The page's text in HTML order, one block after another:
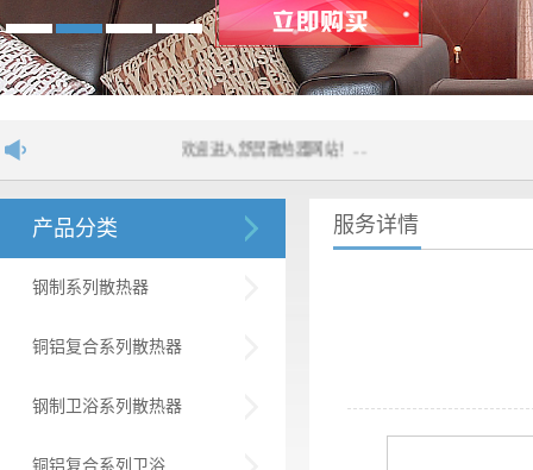
欢迎进入舒居散热器网站！....
产品分类
钢制系列散热器
铜铝复合系列散热器
钢制卫浴系列散热器
铜铝复合系列卫浴
服务详情